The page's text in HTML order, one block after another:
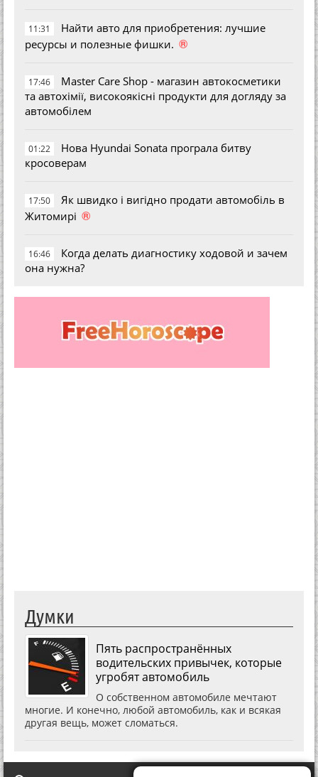
11:31
Найти авто для приобретения: лучшие
ресурсы и полезные фишки. ®
17:46
Master Care Shop - магазин автокосметики
та автохімії, високоякісні продукти для догляду за
автомобілем
01:22
Нова Hyundai Sonata програла битву
кросоверам
17:50
Як швидко і вигідно продати автомобіль в
Житомирі ®
16:46
Когда делать диагностику ходовой и зачем
она нужна?
Думки
Пять распространённых
водительских привычек, которые
угробят автомобиль
О собственном автомобиле мечтают
многие. И конечно, любой автомобиль, как и всякая
другая вещь, может сломаться.